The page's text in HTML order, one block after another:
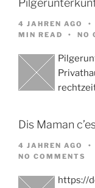
4 JAHREN AGO
MIN READ
NO
Dis Maman
4 JAHREN AGO
NO COMMENTS
https://